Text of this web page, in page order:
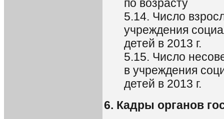
по возрасту
5.14. Число
учреждения
детей в 2013 г.
5.15. Число
в учреждения
детей в 2013 г.
6. Кадры органов